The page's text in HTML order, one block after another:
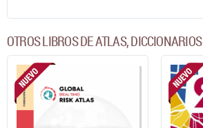
OTROS LIBROS DE ATLAS, DICCIONARIOS